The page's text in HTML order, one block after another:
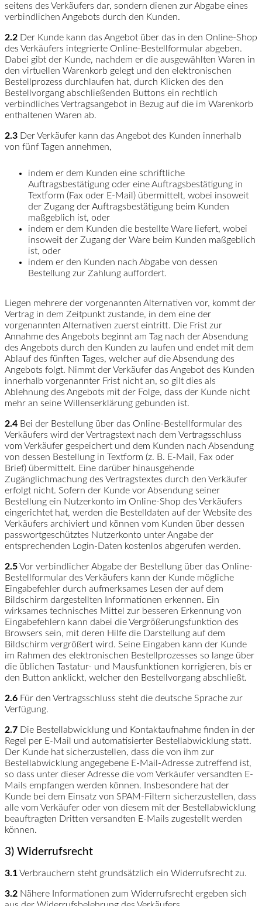
seitens des Verkäufers dar, sondern dienen zur Abgabe eines
verbindlichen Angebots durch den Kunden.
2.2 Der Kunde kann das Angebot über das in den Online-Shop
des Verkäufers integrierte Online-Bestellformular abgeben.
Dabei gibt der Kunde, nachdem er die ausgewählten Waren in
den virtuellen Warenkorb gelegt und den elektronischen
Bestellprozess durchlaufen hat, durch Klicken des den
Bestellvorgang abschließenden Buttons ein rechtlich
verbindliches Vertragsangebot in Bezug auf die im Warenkorb
enthaltenen Waren ab.
2.3 Der Verkäufer kann das Angebot des Kunden innerhalb
von fünf Tagen annehmen,
indem er dem Kunden eine schriftliche
Auftragsbestätigung oder eine Auftragsbestätigung in
Textform (Fax oder E-Mail) übermittelt, wobei insoweit
der Zugang der Auftragsbestätigung beim Kunden
maßgeblich ist, oder
indem er dem Kunden die bestellte Ware liefert, wobei
insoweit der Zugang der Ware beim Kunden maßgeblich
ist, oder
indem er den Kunden nach Abgabe von dessen
Bestellung zur Zahlung auffordert.
Liegen mehrere der vorgenannten Alternativen vor, kommt der
Vertrag in dem Zeitpunkt zustande, in dem eine der
vorgenannten Alternativen zuerst eintritt. Die Frist zur
Annahme des Angebots beginnt am Tag nach der Absendung
des Angebots durch den Kunden zu laufen und endet mit dem
Ablauf des fünften Tages, welcher auf die Absendung des
Angebots folgt. Nimmt der Verkäufer das Angebot des Kunden
innerhalb vorgenannter Frist nicht an, so gilt dies als
Ablehnung des Angebots mit der Folge, dass der Kunde nicht
mehr an seine Willenserklärung gebunden ist.
2.4 Bei der Bestellung über das Online-Bestellformular des
Verkäufers wird der Vertragstext nach dem Vertragsschluss
vom Verkäufer gespeichert und dem Kunden nach Absendung
von dessen Bestellung in Textform (z. B. E-Mail, Fax oder
Brief) übermittelt. Eine darüber hinausgehende
Zugänglichmachung des Vertragstextes durch den Verkäufer
erfolgt nicht. Sofern der Kunde vor Absendung seiner
Bestellung ein Nutzerkonto im Online-Shop des Verkäufers
eingerichtet hat, werden die Bestelldaten auf der Website des
Verkäufers archiviert und können vom Kunden über dessen
passwortgeschütztes Nutzerkonto unter Angabe der
entsprechenden Login-Daten kostenlos abgerufen werden.
2.5Vor verbindlicher Abgabe der Bestellung über das Online-
Bestellformular des Verkäufers kann der Kunde mögliche
Eingabefehler durch aufmerksames Lesen der auf dem
Bildschirm dargestellten Informationen erkennen. Ein
wirksames technisches Mittel zur besseren Erkennung von
Eingabefehlern kann dabei die Vergrößerungsfunktion des
Browsers sein, mit deren Hilfe die Darstellung auf dem
Bildschirm vergrößert wird. Seine Eingaben kann der Kunde
im Rahmen des elektronischen Bestellprozesses so lange über
die üblichen Tastatur- und Mausfunktionen korrigieren, bis er
den Button anklickt, welcher den Bestellvorgang abschließt.
2.6 Für den Vertragsschluss steht die deutsche Sprache zur
Verfügung.
2.7 Die Bestellabwicklung und Kontaktaufnahme finden in der
Regel per E-Mail und automatisierter Bestellabwicklung statt.
Der Kunde hat sicherzustellen, dass die von ihm zur
Bestellabwicklung angegebene E-Mail-Adresse zutreffend ist,
so dass unter dieser Adresse die vom Verkäufer versandten E-
Mails empfangen werden können. Insbesondere hat der
Kunde bei dem Einsatz von SPAM-Filtern sicherzustellen, dass
alle vom Verkäufer oder von diesem mit der Bestellabwicklung
beauftragten Dritten versandten E-Mails zugestellt werden
können.
3) Widerrufsrecht
3.1Verbrauchern steht grundsätzlich ein Widerrufsrecht zu.
3.2 Nähere Informationen zum Widerrufsrecht ergeben sich